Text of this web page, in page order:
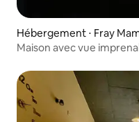
Hébergement ⋅ Fray
Maison avec vue